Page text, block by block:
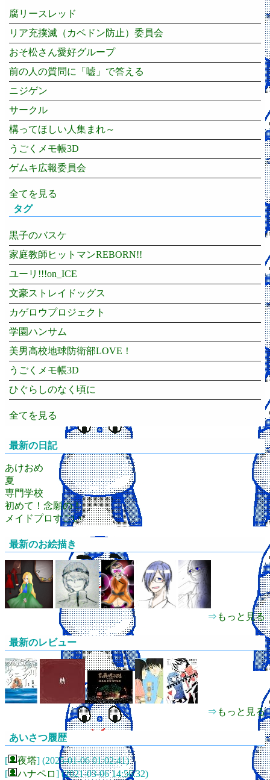
腐リースレッド
リア充撲滅（カベドン防止）委員会
おそ松さん愛好グループ
前の人の質問に「嘘」で答える
ニジゲン
サークル
構ってほしい人集まれ～
うごくメモ帳3D
ゲムキ広報委員会
全てを見る
タグ
黒子のバスケ
家庭教師ヒットマンREBORN!!
ユーリ!!!on_ICE
文豪ストレイドッグス
カゲロウプロジェクト
学園ハンサム
美男高校地球防衛部LOVE！
うごくメモ帳3D
ひぐらしのなく頃に
全てを見る
最新の日記
あけおめ
夏
専門学校
初めて！念願の！
メイドプロすごい
最新のお絵描き
⇒ もっと見る
最新のレビュー
⇒ もっと見る
あいさつ履歴
[ ͏夜塔‪] (2025-01-06 01:02:41)
[
ハナペロ] (2021-03-06 14:56:32)